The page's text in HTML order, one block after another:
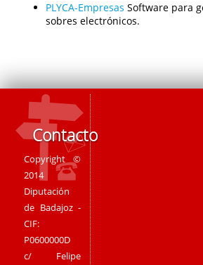
PLYCA-Empresas Software para
sobres electrónicos.
Contacto
Copyright ©
2014
Diputación
de Badajoz -
CIF:
P0600000D
c/ Felipe